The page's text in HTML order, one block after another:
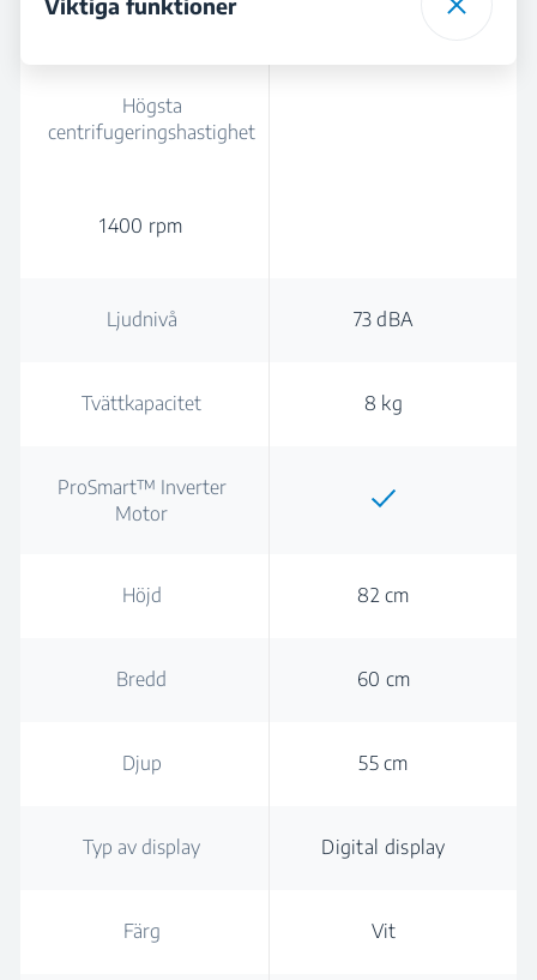
Högsta
centrifugeringshastighet
1400 rpm
Ljudnivå 73 dBA
Tvättkapacitet 8 kg
ProSmart™ Inverter
Motor
Höjd 82 cm
Bredd 60 cm
Djup 55 cm
Typ av display Digital display
Färg Vit